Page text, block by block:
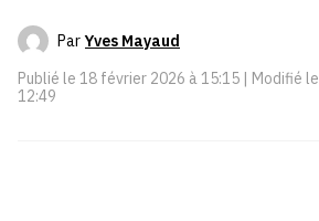
Par Yves Mayaud
Publié le 18 février 2026 à 15:15 | Modifié le
12:49